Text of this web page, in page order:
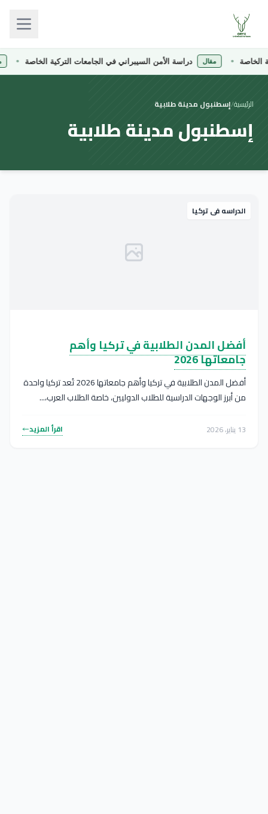
مقال دراسة الأمن السيبراني في الجامعات التركية الخاصة
الرئيسية/إسطنبول مدينة طلابية
إسطنبول مدينة طلابية
الدراسه فى تركيا
أفضل المدن الطلابية في تركيا وأهم
جامعاتها 2026
أفضل المدن الطلابية في تركيا وأهم جامعاتها 2026 تُعد تركيا واحدة
من أبرز الوجهات الدراسية للطلاب الدوليين، خاصة الطلاب العرب،...
13 يناير، 2026 اقرأ المزيد